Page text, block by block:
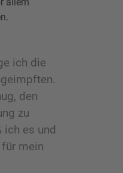
ich die
den
zu
ich es und
mein